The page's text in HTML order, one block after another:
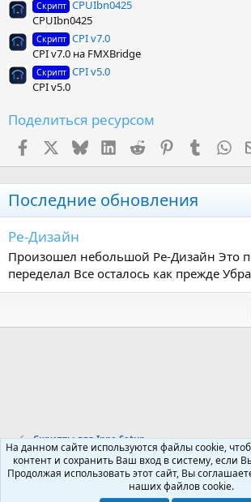
Скрипт CPUIbn0425
CPUIbn0425
Скрипт CPI v7.0
CPI v7.0 на FMXBridge
Скрипт CPI v5.0
CPI v5.0
Поделиться ресурсом
FacebookX (Twitter)
BlueskyLinkedInReddit PinterestTumblr
Последние обновления
Ре-Дизайн
Произошел небольшой Ре-Дизайн Это
переделал Все осталось как прежде
Скрипты для Inno Setup
Russian (RU)
Условия и правила
На данном сайте используются файлы cookie,
контент и сохранить Ваш вход в систему, если
Продолжая использовать этот сайт, Вы
наших файлов cookie.